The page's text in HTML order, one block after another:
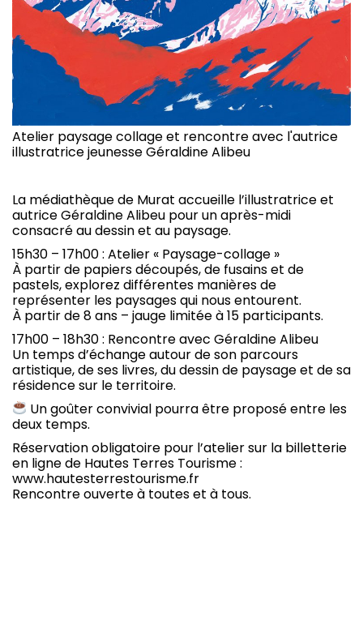
Atelier paysage collage et rencontre avec l'autrice
illustratrice jeunesse Géraldine Alibeu
La médiathèque de Murat accueille l’illustratrice et
autrice Géraldine Alibeu pour un après-midi
consacré au dessin et au paysage.
15h30 – 17h00 : Atelier « Paysage-collage »
À partir de papiers découpés, de fusains et de
pastels, explorez différentes manières de
représenter les paysages qui nous entourent.
À partir de 8 ans – jauge limitée à 15 participants.
17h00 – 18h30 : Rencontre avec Géraldine Alibeu
Un temps d’échange autour de son parcours
artistique, de ses livres, du dessin de paysage et de sa
résidence sur le territoire.
Un goûter convivial pourra être proposé entre les
deux temps.
Réservation obligatoire pour l’atelier sur la billetterie
en ligne de Hautes Terres Tourisme :
www.hautesterrestourisme.fr
Rencontre ouverte à toutes et à tous.